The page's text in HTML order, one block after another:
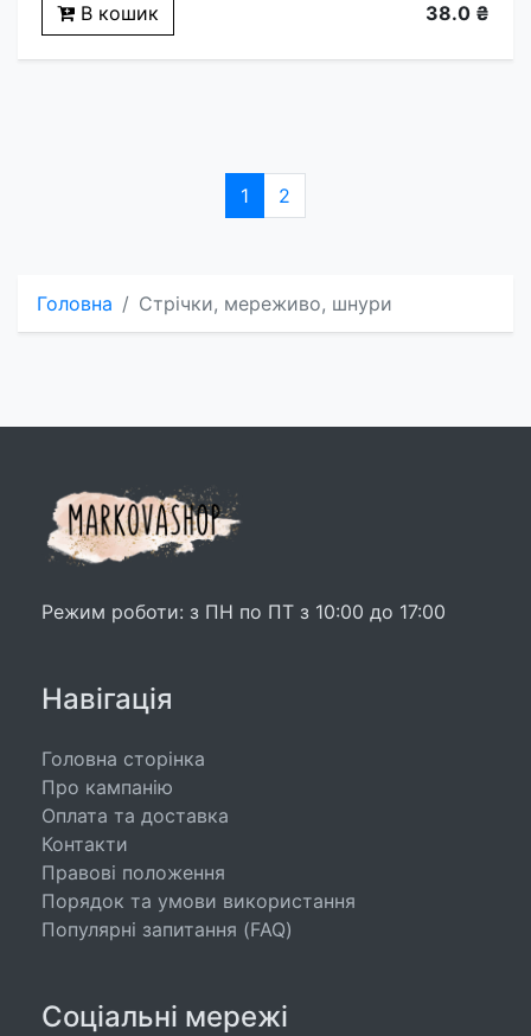
В кошик 38.0 ₴
1 2
Головна Стрічки, мереживо, шнури
Режим роботи: з ПН по ПТ з 10:00 до 17:00
Навігація
Головна сторінка
Про кампанію
Оплата та доставка
Контакти
Правові положення
Порядок та умови використання
Популярні запитання (FAQ)
Соціальні мережі